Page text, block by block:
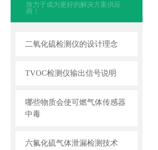
致力于成为更好的解决方案供应
商！
二氧化硫检测仪的设计理念
TVOC检测仪输出信号说明
哪些物质会使可燃气体传感器
中毒
六氟化硫气体泄漏检测技术